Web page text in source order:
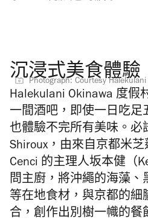
沉浸式美食體驗
Photograph: Courtesy Halekulani
Halekulani Okinawa 度假
一間酒吧，即使一日吃足
也體驗不完所有美味。必
Shiroux，由來自京都米芝
Cenci 的主理人坂本健（
問主廚，將沖繩的海藻、
等在地食材，與京都的細
合，創作出別樹一幟的餐